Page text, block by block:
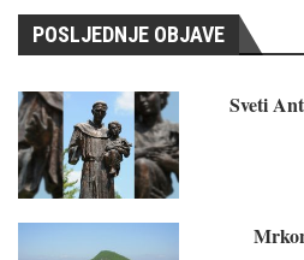
POSLJEDNJE OBJAVE
Sveti